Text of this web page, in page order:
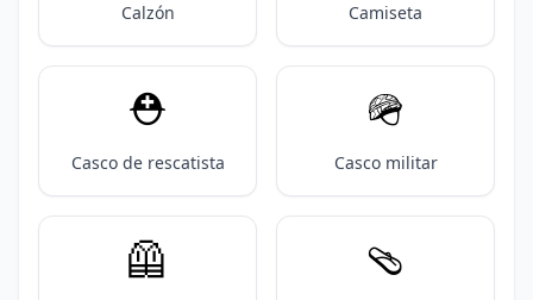
Calzón Camiseta
⛑️
Casco de rescatista
🪖
Casco militar
🦺 🩴